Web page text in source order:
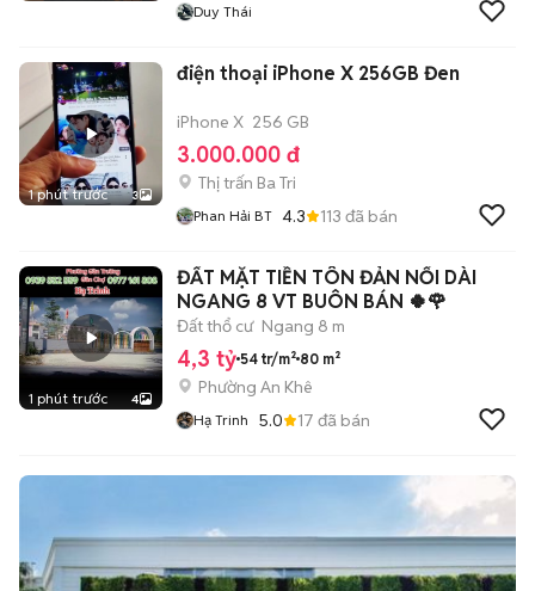
Duy Thái
1 phút trước 3
điện thoại iPhone X 256GB Đen
iPhone X 256 GB
3.000.000 đ
Thị trấn Ba Tri
Phan Hải BT 4.3 113 đã bán
1 phút trước 4
ĐẤT MẶT TIỀN TÔN ĐẢN NỐI DÀI
NGANG 8 VT BUÔN BÁN 🍀🌹
Đất thổ cư Ngang 8 m
4,3 tỷ 54 tr/m² 80 m²
Phường An Khê
Hạ Trinh 5.0 17 đã bán